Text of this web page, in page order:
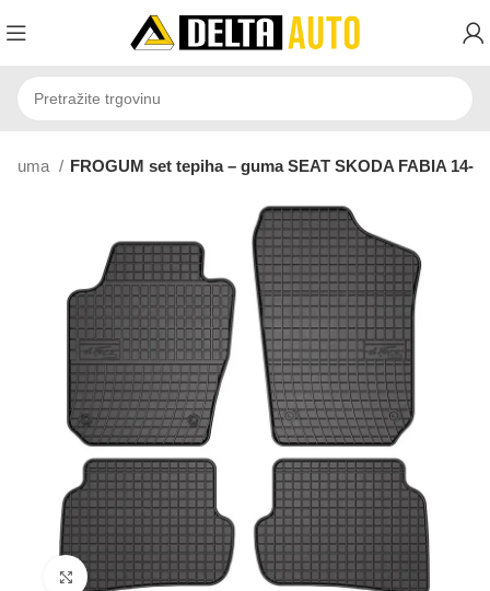
Guma FROGUM set tepiha – guma SEAT SKODA FABIA 14-
Click to enlarge